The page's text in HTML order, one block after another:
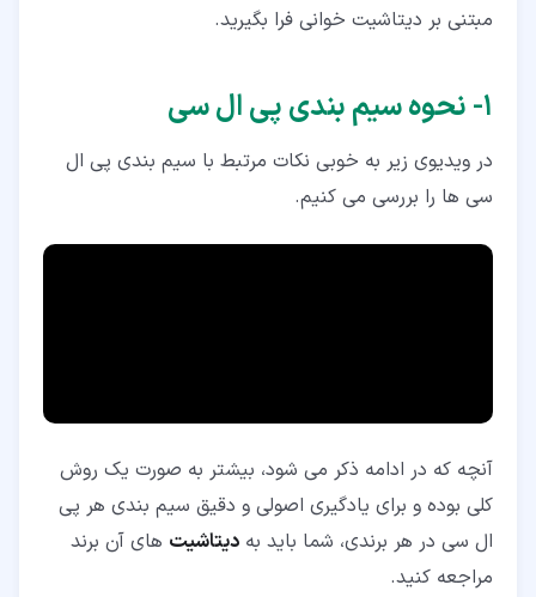
مبتنی بر دیتاشیت خوانی فرا بگیرید.
۱‏- نحوه سیم بندی پی ال سی
در ویدیوی زیر به خوبی نکات مرتبط با سیم بندی پی ال
سی ها را بررسی می کنیم.
آنچه که در ادامه ذکر می شود، بیشتر به صورت یک روش
کلی بوده و برای یادگیری اصولی و دقیق سیم بندی هر پی
ال سی در هر برندی، شما باید به دیتاشیت های آن برند
مراجعه کنید.